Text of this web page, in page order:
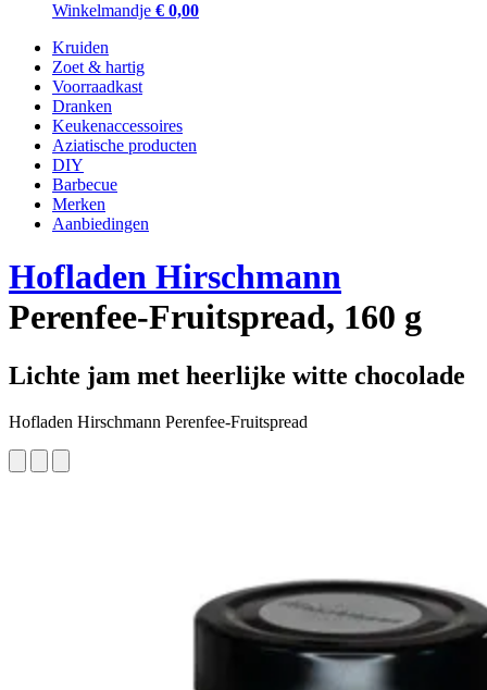
Winkelmandje € 0,00
Kruiden
Zoet & hartig
Voorraadkast
Dranken
Keukenaccessoires
Aziatische producten
DIY
Barbecue
Merken
Aanbiedingen
Hofladen Hirschmann
Perenfee-Fruitspread, 160 g
Lichte jam met heerlijke witte chocolade
Hofladen Hirschmann Perenfee-Fruitspread